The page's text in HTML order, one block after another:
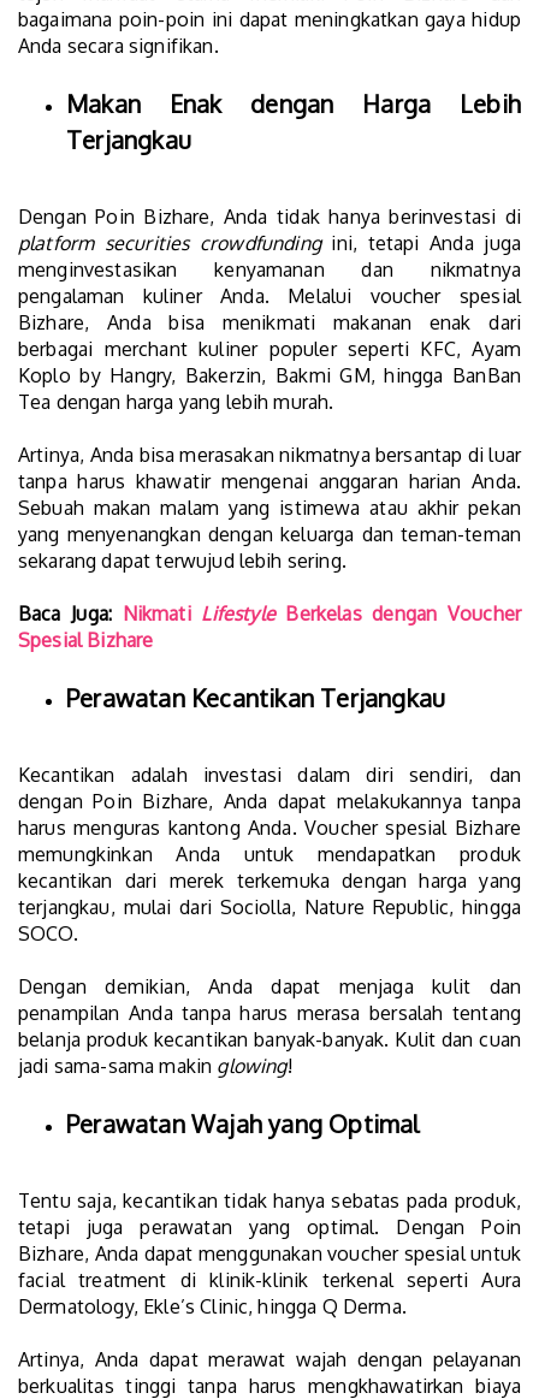
bagaimana poin-poin ini dapat meningkatkan gaya hidup
Anda secara signifikan.
Makan Enak dengan Harga Lebih
Terjangkau
Dengan Poin Bizhare, Anda tidak hanya berinvestasi di
platform securities crowdfundingini, tetapi Anda juga
menginvestasikan kenyamanan dan nikmatnya
pengalaman kuliner Anda. Melalui voucher spesial
Bizhare, Anda bisa menikmati makanan enak dari
berbagai merchant kuliner populer seperti KFC, Ayam
Koplo by Hangry, Bakerzin, Bakmi GM, hingga BanBan
Tea dengan harga yang lebih murah.
Artinya, Anda bisa merasakan nikmatnya bersantap di luar
tanpa harus khawatir mengenai anggaran harian Anda.
Sebuah makan malam yang istimewa atau akhir pekan
yang menyenangkan dengan keluarga dan teman-teman
sekarang dapat terwujud lebih sering.
Baca Juga: Nikmati LifestyleBerkelas dengan Voucher
Spesial Bizhare
Perawatan Kecantikan Terjangkau
Kecantikan adalah investasi dalam diri sendiri, dan
dengan Poin Bizhare, Anda dapat melakukannya tanpa
harus menguras kantong Anda. Voucher spesial Bizhare
memungkinkan Anda untuk mendapatkan produk
kecantikan dari merek terkemuka dengan harga yang
terjangkau, mulai dari Sociolla, Nature Republic, hingga
SOCO.
Dengan demikian, Anda dapat menjaga kulit dan
penampilan Anda tanpa harus merasa bersalah tentang
belanja produk kecantikan banyak-banyak. Kulit dan cuan
jadi sama-sama makin glowing!
Perawatan Wajah yang Optimal
Tentu saja, kecantikan tidak hanya sebatas pada produk,
tetapi juga perawatan yang optimal. Dengan Poin
Bizhare, Anda dapat menggunakan voucher spesial untuk
facial treatment di klinik-klinik terkenal seperti Aura
Dermatology, Ekle’s Clinic, hingga Q Derma.
Artinya, Anda dapat merawat wajah dengan pelayanan
berkualitas tinggi tanpa harus mengkhawatirkan biaya